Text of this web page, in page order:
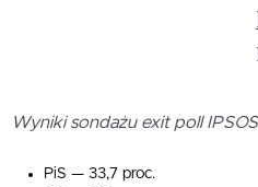
Wyniki sondażu exit poll
PiS — 33,7 proc.